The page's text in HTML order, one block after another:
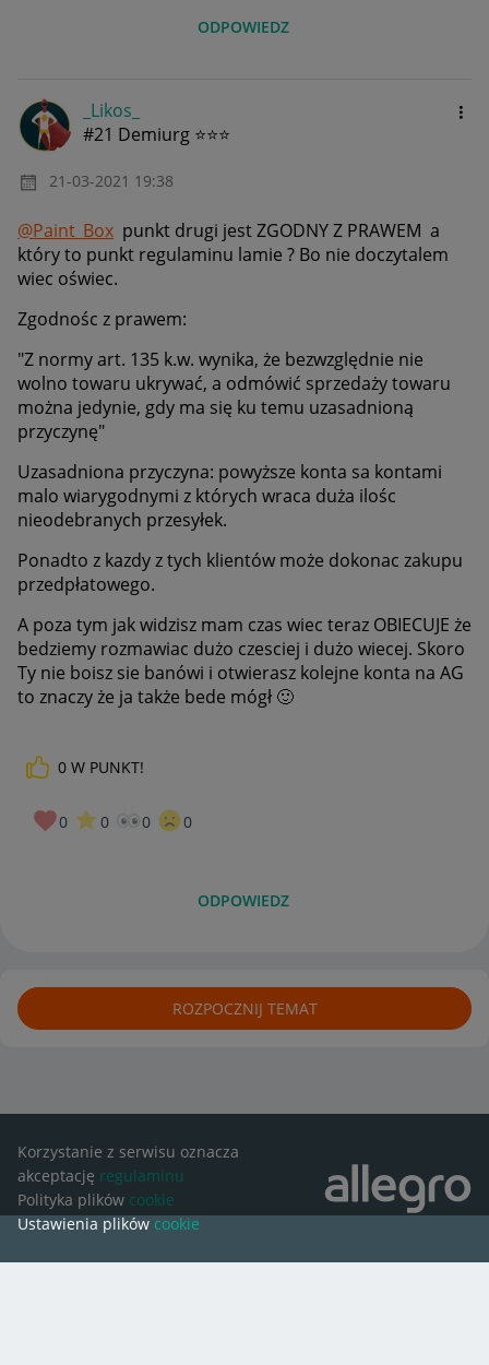
ODPOWIEDZ
_Likos_
#21 Demiurg ⭐⭐⭐
‎21-03-2021 19:38
@Paint_Box punkt drugi jest ZGODNY Z PRAWEM a
który to punkt regulaminu lamie ? Bo nie doczytalem
wiec oświec.
Zgodnośc z prawem:
"Z normy art. 135 k.w. wynika, że bezwzględnie nie
wolno towaru ukrywać, a odmówić sprzedaży towaru
można jedynie, gdy ma się ku temu uzasadnioną
przyczynę"
Uzasadniona przyczyna: powyższe konta sa kontami
malo wiarygodnymi z których wraca duża ilośc
nieodebranych przesyłek.
Ponadto z kazdy z tych klientów może dokonac zakupu
przedpłatowego.
A poza tym jak widzisz mam czas wiec teraz OBIECUJE że
bedziemy rozmawiac dużo czesciej i dużo wiecej. Skoro
Ty nie boisz sie banówi i otwierasz kolejne konta na AG
to znaczy że ja także bede mógł 🙂
0 W PUNKT!
0 0 0 0
ODPOWIEDZ
ROZPOCZNIJ TEMAT
Korzystanie z serwisu oznacza
akceptację regulaminu
Polityka plików cookie
Ustawienia plików cookie